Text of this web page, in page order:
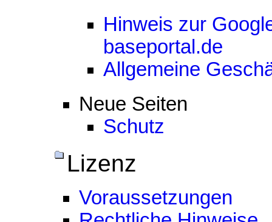
Hinweis zur
baseportal.de
Allgemeine
Neue Seiten
Schutz
Lizenz
Voraussetzungen